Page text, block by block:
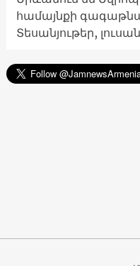
համայնքի
Տեսանյութեր,